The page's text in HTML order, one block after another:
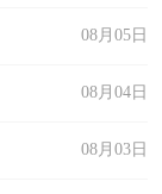
08月05日
08月04日
08月03日